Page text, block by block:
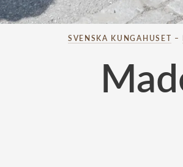
SVENSKA KUNGAHUSET –